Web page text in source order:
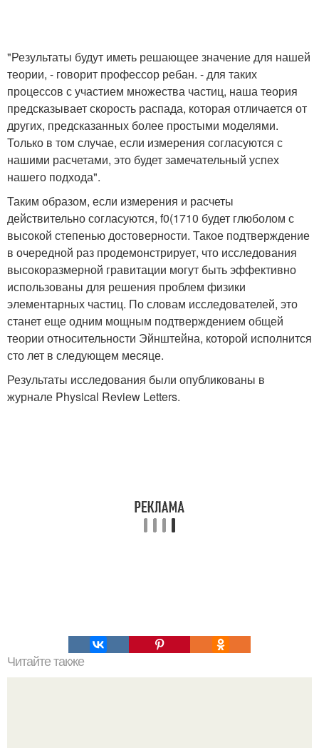
"Результаты будут иметь решающее значение для нашей
теории, - говорит профессор ребан. - для таких
процессов с участием множества частиц, наша теория
предсказывает скорость распада, которая отличается от
других, предсказанных более простыми моделями.
Только в том случае, если измерения согласуются с
нашими расчетами, это будет замечательный успех
нашего подхода".
Таким образом, если измерения и расчеты
действительно согласуются, f0(1710 будет глюболом с
высокой степенью достоверности. Такое подтверждение
в очередной раз продемонстрирует, что исследования
высокоразмерной гравитации могут быть эффективно
использованы для решения проблем физики
элементарных частиц. По словам исследователей, это
станет еще одним мощным подтверждением общей
теории относительности Эйнштейна, которой исполнится
сто лет в следующем месяце.
Результаты исследования были опубликованы в
журнале Physical Review Letters.
Читайте также